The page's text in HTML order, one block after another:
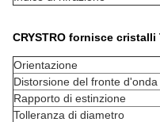
CRYSTRO fornisce cristalli
Orientazione
Distorsione del fronte d'onda
Rapporto di estinzione
Tolleranza di diametro